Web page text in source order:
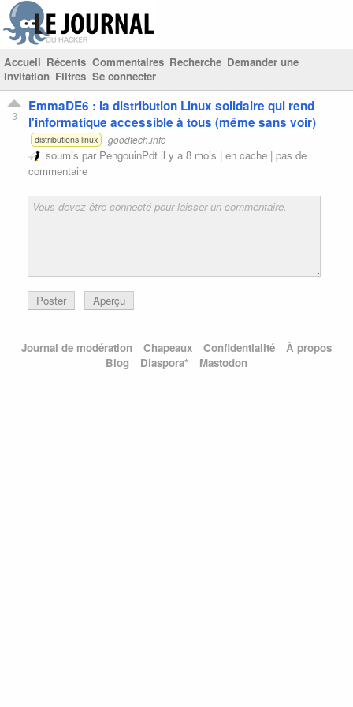
Accueil Récents Commentaires Recherche Demander une
invitation Filtres Se connecter
3
EmmaDE6 : la distribution Linux solidaire qui rend
l'informatique accessible à tous (même sans voir)
distributions linux goodtech.info
soumis par PengouinPdt il y a 8 mois | en cache | pas de
commentaire
Poster Aperçu
Journal de modération Chapeaux Confidentialité
À propos
Blog
Diaspora* Mastodon